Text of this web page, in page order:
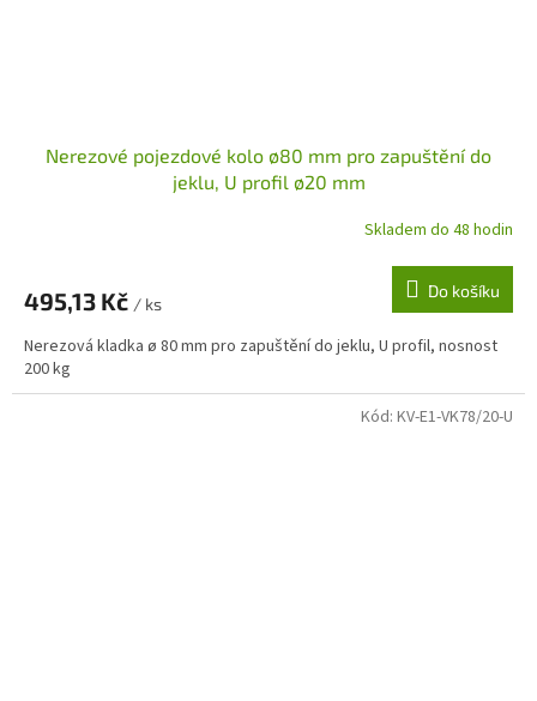
Nerezové pojezdové kolo ø80 mm pro zapuštění do
jeklu, U profil ø20 mm
Skladem do 48 hodin
495,13 Kč / ks
Do košíku
Nerezová kladka ø 80 mm pro zapuštění do jeklu, U profil, nosnost
200 kg
Kód: KV-E1-VK78/20-U